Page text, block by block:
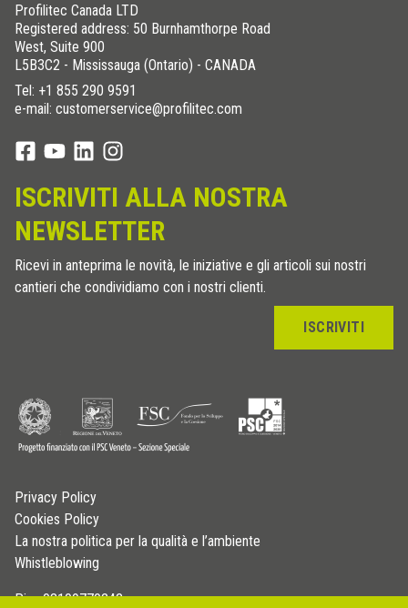
Profilitec Canada LTD
Registered address: 50 Burnhamthorpe Road
West, Suite 900
L5B3C2 - Mississauga (Ontario) - CANADA
Tel: +1 855 290 9591
e-mail: customerservice@profilitec.com
ISCRIVITI ALLA NOSTRA
NEWSLETTER
Ricevi in anteprima le novità, le iniziative e gli articoli sui nostri
cantieri che condividiamo con i nostri clienti.
ISCRIVITI
Privacy Policy
Cookies Policy
La nostra politica per la qualità e l’ambiente
Whistleblowing
P.iva 03109770242